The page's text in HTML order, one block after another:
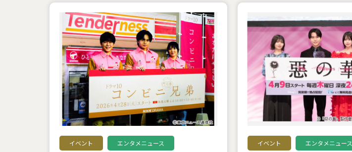
イベント エンタメニュース イベント エンタメニュース